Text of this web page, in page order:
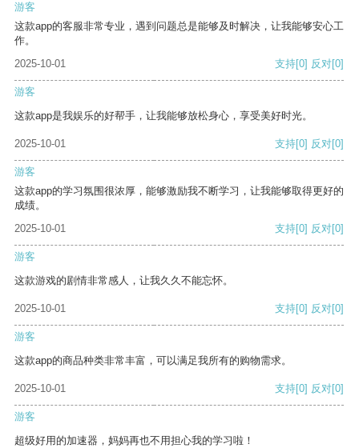
游客
这款app的客服非常专业，遇到问题总是能够及时解决，让我能够安心工
作。
2025-10-01
支持[0] 反对[0]
游客
这款app是我娱乐的好帮手，让我能够放松身心，享受美好时光。
2025-10-01 支持[0] 反对[0]
游客
这款app的学习氛围很浓厚，能够激励我不断学习，让我能够取得更好的
成绩。
2025-10-01
支持[0] 反对[0]
游客
这款游戏的剧情非常感人，让我久久不能忘怀。
2025-10-01 支持[0] 反对[0]
游客
这款app的商品种类非常丰富，可以满足我所有的购物需求。
2025-10-01 支持[0] 反对[0]
游客
超级好用的加速器，妈妈再也不用担心我的学习啦！